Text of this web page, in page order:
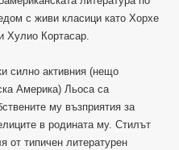
с живи класици като Хорхе
Хулио Кортасар.
силно активния (нещо
Америка) Льоса са
му възприятия за
в родината му. Стилът
от типичен литературен